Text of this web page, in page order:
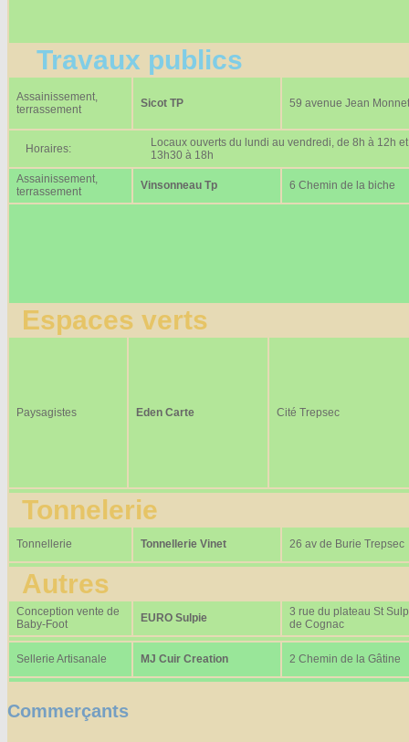
Travaux publics
Assainissement,
terrassement
Sicot TP 59 avenue Jean Monnet
Horaires:
Locaux ouverts du lundi au vendredi, de 8h à 12h
13h30 à 18h
Assainissement,
terrassement
Vinsonneau Tp 6 Chemin de la biche
Espaces verts
Paysagistes Eden Carte Cité Trepsec
Tonnelerie
Tonnellerie Tonnellerie Vinet 26 av de Burie Trepsec
Autres
Conception vente de
Baby-Foot
EURO Sulpie
3 rue du plateau St
de Cognac
Sellerie Artisanale MJ Cuir Creation 2 Chemin de la Gâtine
Commerçants